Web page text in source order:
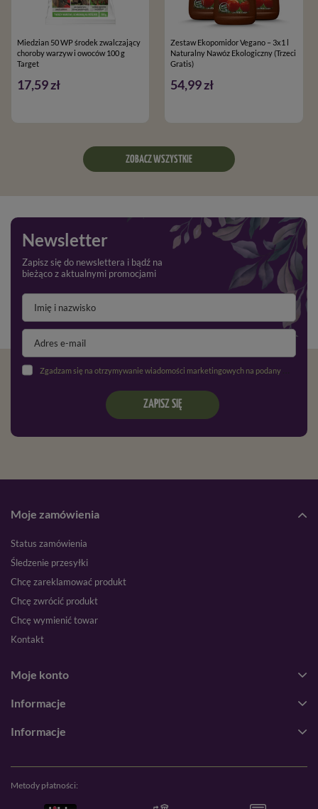
Miedzian 50 WP środek zwalczający
choroby warzyw i owoców 100 g
Target
17,59 zł
Zestaw Ekopomidor Vegano – 3x1 l
Naturalny Nawóz Ekologiczny (Trzeci
Gratis)
54,99 zł
ZOBACZ WSZYSTKIE
Newsletter
Zapisz się do newslettera i bądź na
bieżąco z aktualnymi promocjami
Zgadzam się na otrzymywanie wiadomości marketingowych na podany adres e-mail oraz przetwarzanie danych osobowych zgodnie z
ZAPISZ SIĘ
Moje zamówienia
Status zamówienia
Śledzenie przesyłki
Chcę zareklamować produkt
Chcę zwrócić produkt
Chcę wymienić towar
Kontakt
Moje konto
Informacje
Informacje
Metody płatności: